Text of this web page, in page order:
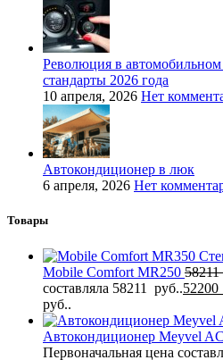
Революция в
стандарты 2026 года
10 апреля, 2026 Нет
Автокондиционер в люк
6 апреля, 2026 Нет
Товары
Mobile Comfort МR250 58211
составляла 58211 руб..52200
руб..
Автокондиционер Meyvel
Первоначальная цена